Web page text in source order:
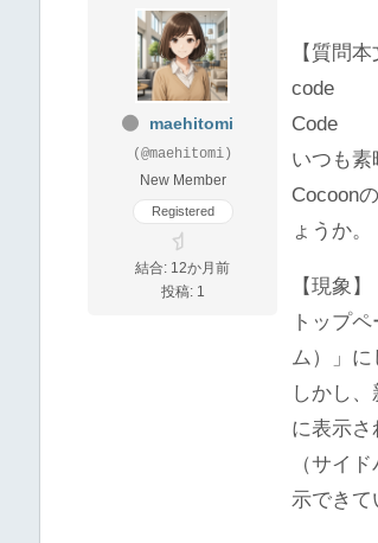
maehitomi
(@maehitomi)
New Member
Registered
結合: 12か月前
投稿: 1
【質問本
code
Code
いつも素
Cocoon
ょうか。
【現象】
トップ
ム）」に
しかし
に表示さ
（サイ
示できて